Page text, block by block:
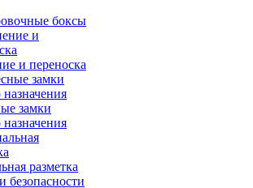
боксы
и переноска
замки
разметка